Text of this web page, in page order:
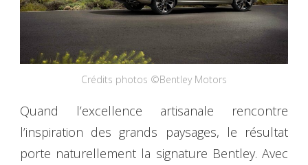
Crédits photos ©Bentley Motors
Quand l’excellence artisanale rencontre
l’inspiration des grands paysages, le résultat
porte naturellement la signature Bentley. Avec